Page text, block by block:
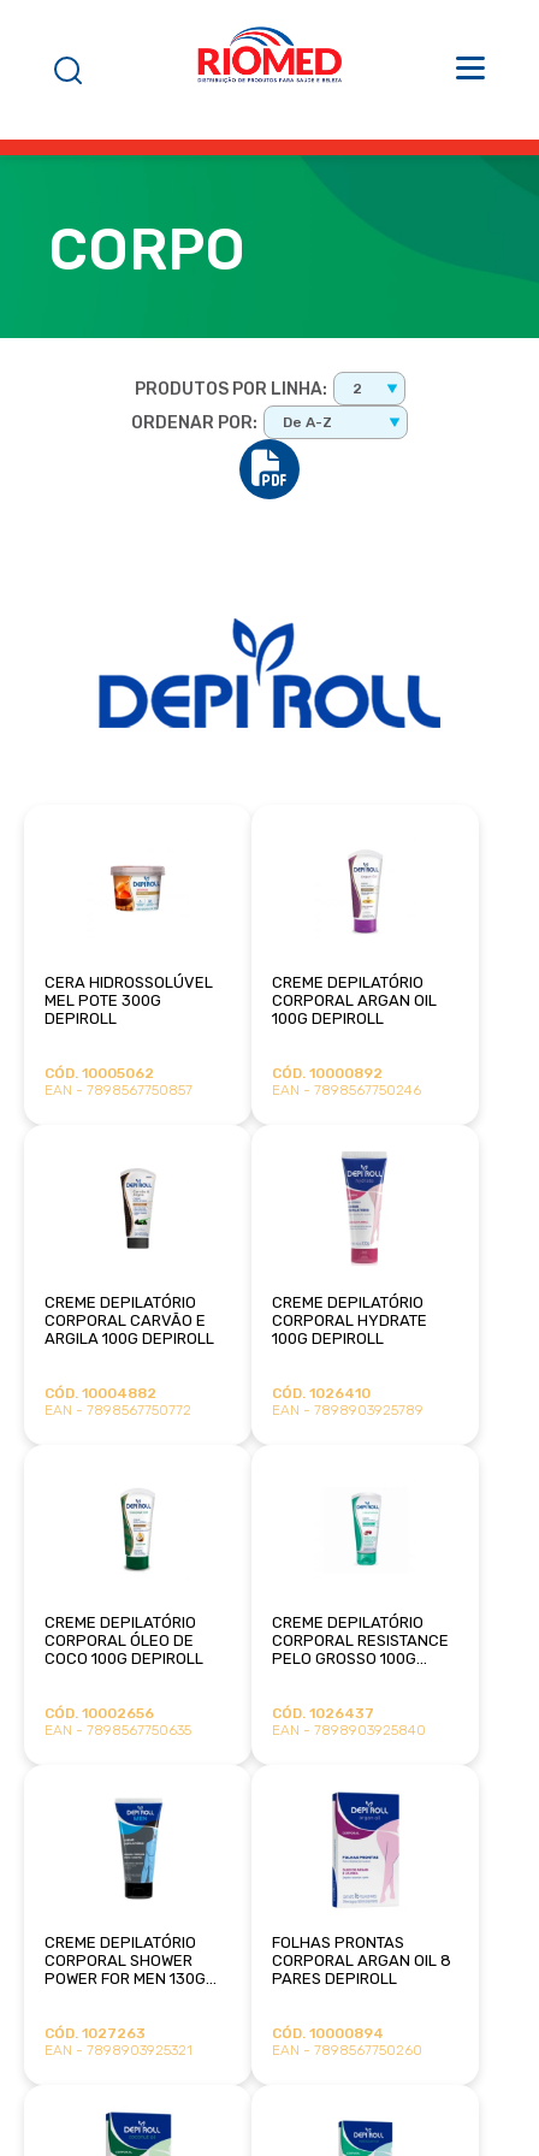
CORPO
PRODUTOS POR LINHA: 2
ORDENAR POR: De A-Z
CERA HIDROSSOLÚVEL
MEL POTE 300G
DEPIROLL
CÓD. 10005062
EAN - 7898567750857
CREME DEPILATÓRIO
CORPORAL ARGAN OIL
100G DEPIROLL
CÓD. 10000892
EAN - 7898567750246
CREME DEPILATÓRIO
CORPORAL CARVÃO E
ARGILA 100G DEPIROLL
CÓD. 10004882
EAN - 7898567750772
CREME DEPILATÓRIO
CORPORAL HYDRATE
100G DEPIROLL
CÓD. 1026410
EAN - 7898903925789
CREME DEPILATÓRIO
CORPORAL ÓLEO DE
COCO 100G DEPIROLL
CÓD. 10002656
EAN - 7898567750635
CREME DEPILATÓRIO
CORPORAL RESISTANCE
PELO GROSSO 100G
CÓD. 1026437
EAN - 7898903925840
CREME DEPILATÓRIO
CORPORAL SHOWER
POWER FOR MEN 130G
CÓD. 1027263
EAN - 7898903925321
FOLHAS PRONTAS
CORPORAL ARGAN OIL 8
PARES DEPIROLL
CÓD. 10000894
EAN - 7898567750260